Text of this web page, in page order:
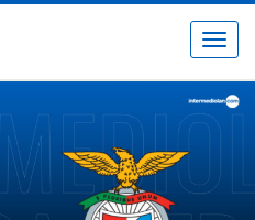
Toggle